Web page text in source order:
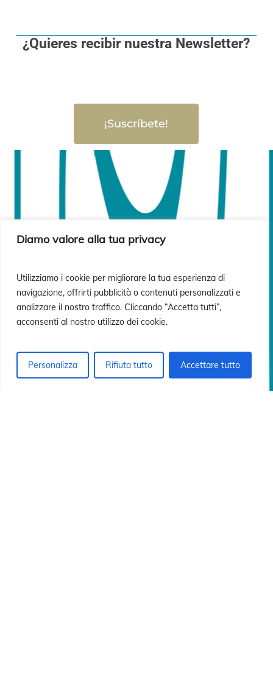
Diamo valore alla tua privacy
Utilizziamo i cookie per migliorare la tua esperienza di
navigazione, offrirti pubblicità o contenuti personalizzati e
analizzare il nostro traffico. Cliccando “Accetta tutti”,
acconsenti al nostro utilizzo dei cookie.
Personalizza Rifiuta tutto Accettare tutto
¿Quieres recibir nuestra Newsletter?
¡Suscríbete!